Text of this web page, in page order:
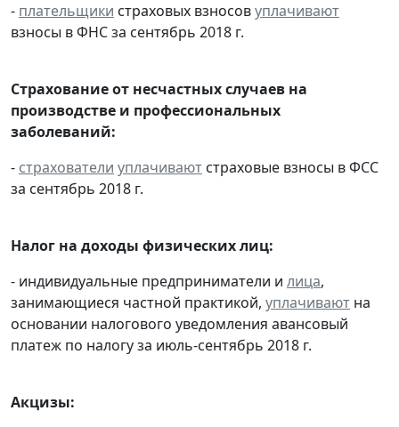
- плательщики страховых взносовуплачивают
взносы в ФНС за сентябрь 2018 г.
Страхование от несчастных случаев на
производстве и профессиональных
заболеваний:
- страхователи уплачивают страховые взносы в ФСС
за сентябрь 2018 г.
Налог на доходы физических лиц:
- индивидуальные предприниматели и лица,
занимающиеся частной практикой, уплачивают на
основании налогового уведомления авансовый
платеж по налогу за июль-сентябрь 2018 г.
Акцизы: